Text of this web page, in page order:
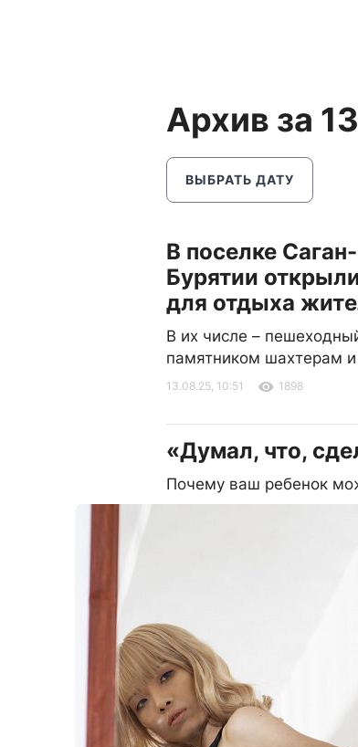
Архив за
ВЫБРАТЬ ДАТУ
В поселке
Бурятии
для отдыха
В их числе –
памятником шахтерам
13.08.25, 10:51 1898
«Думал, что,
Почему ваш ребенок